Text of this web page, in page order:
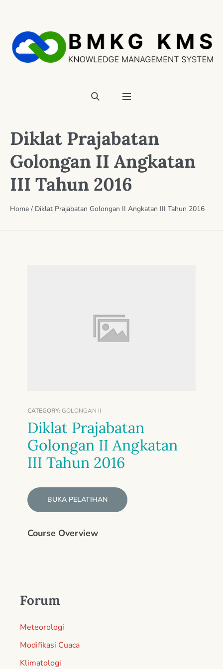
Diklat Prajabatan
Golongan II Angkatan
III Tahun 2016
Home / Diklat Prajabatan Golongan II Angkatan III Tahun 2016
CATEGORY: GOLONGAN II
Diklat Prajabatan
Golongan II Angkatan
III Tahun 2016
BUKA PELATIHAN
Course Overview
Forum
Meteorologi
Modifikasi Cuaca
Klimatologi